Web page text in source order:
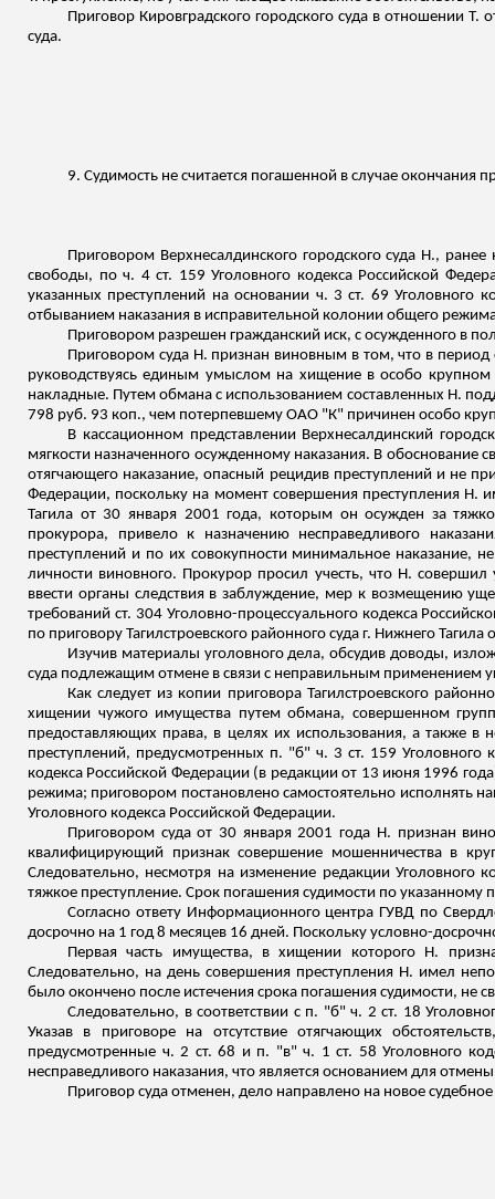
Приговор Кировградского городского суда в отношении Т.
суда.
9. Судимость не считается погашенной в случае окончания
Приговором Верхнесалдинского городского суда Н.,
свободы, по ч. 4 ст. 159 Уголовного кодекса Российской
указанных преступлений на основании ч. 3 ст. 69
отбыванием наказания в исправительной колонии общего
Приговором разрешен гражданский иск, с осужденного в
Приговором суда Н. признан виновным в том, что в период
руководствуясь единым умыслом на хищение в особо
накладные. Путем обмана с использованием составленных Н.
798 руб. 93 коп., чем потерпевшему ОАО "К" причинен особо
В кассационном представлении Верхнесалдинский
мягкости назначенного осужденному наказания. В обоснование
отягчающего наказание, опасный рецидив преступлений и не
Федерации, поскольку на момент совершения преступления Н.
Тагила от 30 января 2001 года, которым он осужден за
прокурора, привело к назначению несправедливого
преступлений и по их совокупности минимальное наказание,
личности виновного. Прокурор просил учесть, что Н.
ввести органы следствия в заблуждение, мер к возмещению
требований ст. 304 Уголовно-процессуального кодекса
по приговору Тагилстроевского районного суда г. Нижнего Тагила
Изучив материалы уголовного дела, обсудив доводы,
суда подлежащим отмене в связи с неправильным применением
Как следует из копии приговора Тагилстроевского
хищении чужого имущества путем обмана, совершенном
предоставляющих права, в целях их использования, а также
преступлений, предусмотренных п. "б" ч. 3 ст. 159
кодекса Российской Федерации (в редакции от 13 июня 1996
режима; приговором постановлено самостоятельно исполнять
Уголовного кодекса Российской Федерации.
Приговором суда от 30 января 2001 года Н. признан
квалифицирующий признак совершение мошенничества в
Следовательно, несмотря на изменение редакции
тяжкое преступление. Срок погашения судимости по указанному
Согласно ответу Информационного центра ГУВД по
досрочно на 1 год 8 месяцев 16 дней. Поскольку условно-
Первая часть имущества, в хищении которого Н.
Следовательно, на день совершения преступления Н. имел
было окончено после истечения срока погашения судимости, не
Следовательно, в соответствии с п. "б" ч. 2 ст. 18
Указав в приговоре на отсутствие отягчающих
предусмотренные ч. 2 ст. 68 и п. "в" ч. 1 ст. 58 Уголовного
несправедливого наказания, что является основанием для
Приговор суда отменен, дело направлено на новое судебное